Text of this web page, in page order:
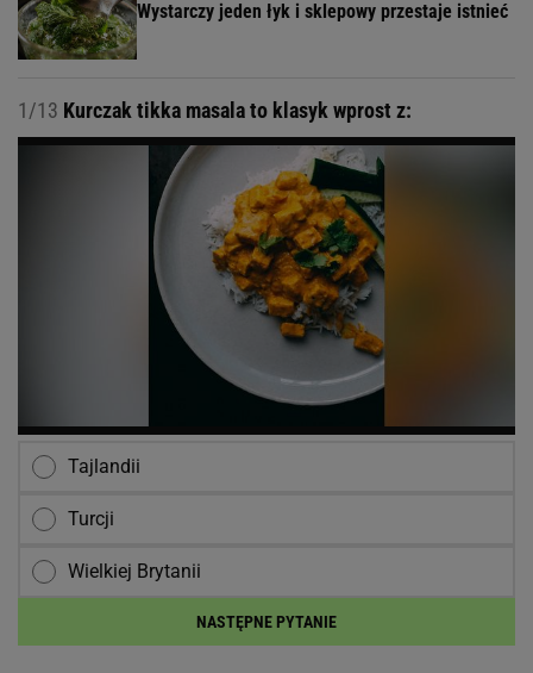
Wystarczy jeden łyk i sklepowy przestaje istnieć
1/13 Kurczak tikka masala to klasyk wprost z:
Tajlandii
Turcji
Wielkiej Brytanii
NASTĘPNE PYTANIE